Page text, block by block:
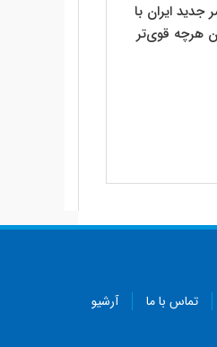
جدید ایران با
هرچه قوی‌تر
تماس با ما آرشیو